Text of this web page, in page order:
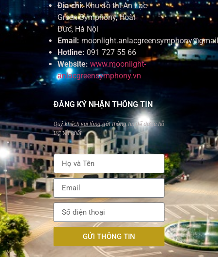
Địa chỉ:Khu đô thị An Lạc
Green Symphony, Hoài
Đức, Hà Nội
Email:
Hotline: 091 727 55 66
Website: www.moonlight-
anlacgreensymphony.vn
ĐĂNG KÝ NHẬN THÔNG TIN
Quý khách vui lòng gửi thông tin để được hỗ
trợ tốt nhất
GỬI THÔNG TIN